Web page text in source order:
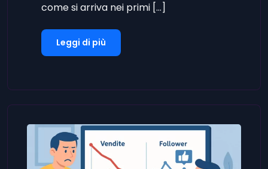
come si arriva nei primi […]
Leggi di più